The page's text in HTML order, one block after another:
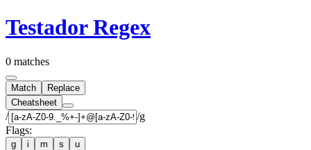
Testador Regex
0 matches
Match
Replace
Cheatsheet
/
/g
Flags:
g i m s u